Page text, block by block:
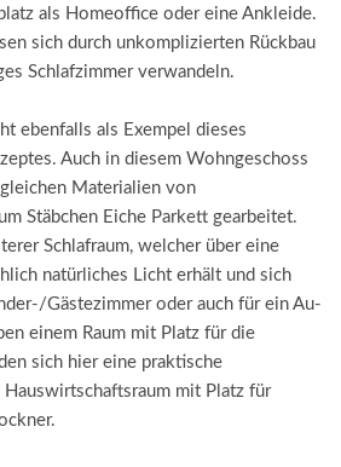
als Homeoffice oder eine Ankleide.
sich durch unkomplizierten Rückbau
Schlafzimmer verwandeln.
ebenfalls als Exempel dieses
Auch in diesem Wohngeschoss
Materialien von
Stäbchen Eiche Parkett gearbeitet.
Schlafraum, welcher über eine
natürliches Licht erhält und sich
Gästezimmer oder auch für ein Au-
einem Raum mit Platz für die
sich hier eine praktische
mit Platz für